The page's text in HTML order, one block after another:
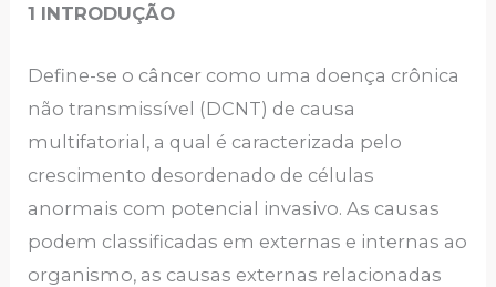
1 INTRODUÇÃO
Define-se o câncer como uma doença crônica
não transmissível (DCNT) de causa
multifatorial, a qual é caracterizada pelo
crescimento desordenado de células
anormais com potencial invasivo. As causas
podem classificadas em externas e internas ao
organismo, as causas externas relacionadas